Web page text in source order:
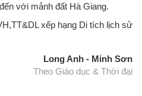
với mảnh đất Hà Giang.
xếp hạng Di tích lịch sử
Long Anh - Minh Sơn
Theo Giáo dục & Thời đại